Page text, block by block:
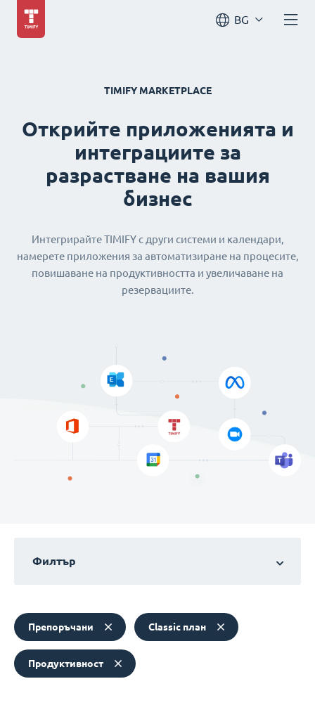
BG
TIMIFY MARKETPLACE
Открийте приложенията и
интеграциите за
разрастване на вашия
бизнес
Интегрирайте TIMIFY с други системи и календари,
намерете приложения за автоматизиране на процесите,
повишаване на продуктивността и увеличаване на
резервациите.
Филтър
Препоръчани Classic план
Продуктивност